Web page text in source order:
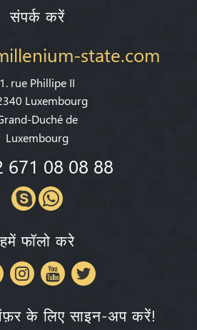
संपर्क करें
state.com
1. rue Phillipe II
Luxembourg
Duché de
Luxembourg
671 08 08 88
हमें फॉलो करे
के लिए साइन-अप करें!